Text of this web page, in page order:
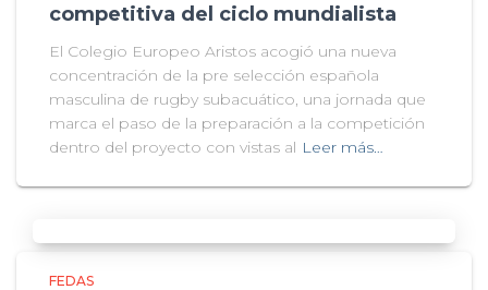
competitiva del ciclo mundialista
El Colegio Europeo Aristos acogió una nueva
concentración de la pre selección española
masculina de rugby subacuático, una jornada que
marca el paso de la preparación a la competición
dentro del proyecto con vistas al Leer más…
FEDAS